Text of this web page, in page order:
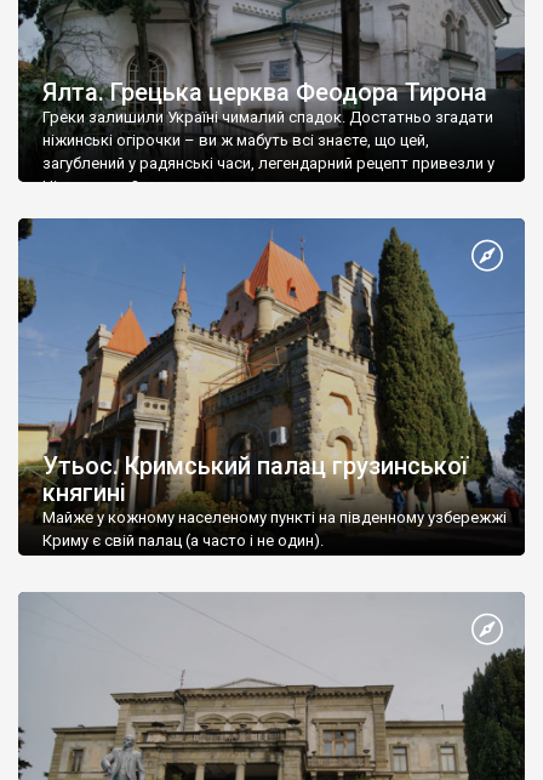
Ялта. Грецька церква Феодора Тирона
Греки залишили Україні чималий спадок. Достатньо згадати
ніжинські огірочки – ви ж мабуть всі знаєте, що цей,
загублений у радянські часи, легендарний рецепт привезли у
Ніжин греки?
Утьос. Кримський палац грузинської
княгині
Майже у кожному населеному пункті на південному узбережжі
Криму є свій палац (а часто і не один).